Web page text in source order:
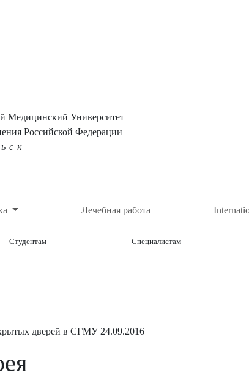
Медицинский Университет
Российской Федерации
Лечебная работа
Студентам Специалистам
дверей в СГМУ 24.09.2016